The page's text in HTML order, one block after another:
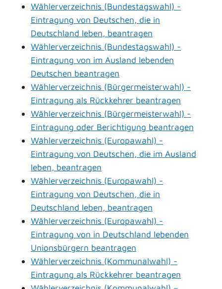
Wählerverzeichnis (Bundestagswahl) -
Eintragung von Deutschen, die in
Deutschland leben, beantragen
Wählerverzeichnis (Bundestagswahl) -
Eintragung von im Ausland lebenden
Deutschen beantragen
Wählerverzeichnis (Bürgermeisterwahl) -
Eintragung als Rückkehrer beantragen
Wählerverzeichnis (Bürgermeisterwahl) -
Eintragung oder Berichtigung beantragen
Wählerverzeichnis (Europawahl) -
Eintragung von Deutschen, die im Ausland
leben, beantragen
Wählerverzeichnis (Europawahl) -
Eintragung von Deutschen, die in
Deutschland leben, beantragen
Wählerverzeichnis (Europawahl) -
Eintragung von in Deutschland lebenden
Unionsbürgern beantragen
Wählerverzeichnis (Kommunalwahl) -
Eintragung als Rückkehrer beantragen